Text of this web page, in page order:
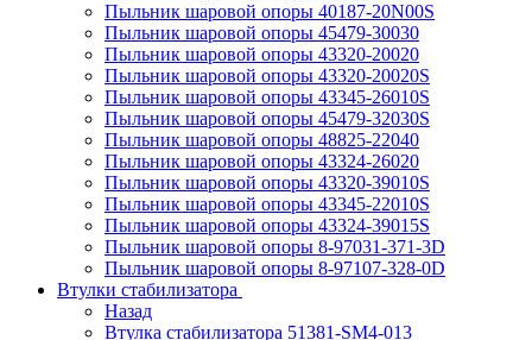
Пыльник шаровой опоры 40187-20N00S
Пыльник шаровой опоры 45479-30030
Пыльник шаровой опоры 43320-20020
Пыльник шаровой опоры 43320-20020S
Пыльник шаровой опоры 43345-26010S
Пыльник шаровой опоры 45479-32030S
Пыльник шаровой опоры 48825-22040
Пыльник шаровой опоры 43324-26020
Пыльник шаровой опоры 43320-39010S
Пыльник шаровой опоры 43345-22010S
Пыльник шаровой опоры 43324-39015S
Пыльник шаровой опоры 8-97031-371-3D
Пыльник шаровой опоры 8-97107-328-0D
Втулки стабилизатора
Назад
Втулка стабилизатора 51381-SM4-013